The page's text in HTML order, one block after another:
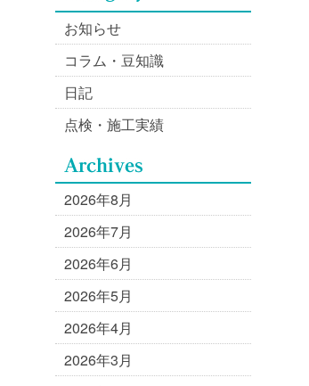
お知らせ
コラム・豆知識
日記
点検・施工実績
2026年8月
2026年7月
2026年6月
2026年5月
2026年4月
2026年3月